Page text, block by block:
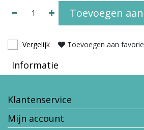
Toevoegen
Vergelijk Toevoegen aan
Informatie
Klantenservice
Mijn account